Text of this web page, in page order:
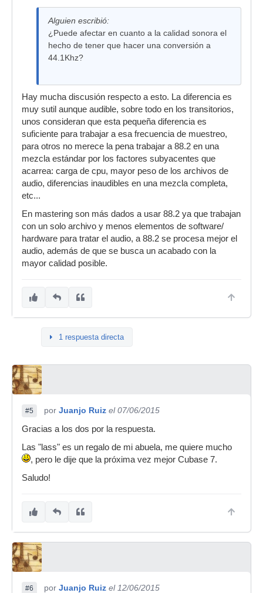
Alguien escribió:
¿Puede afectar en cuanto a la calidad sonora el
hecho de tener que hacer una conversión a
44.1Khz?
Hay mucha discusión respecto a esto. La diferencia es
muy sutil aunque audible, sobre todo en los transitorios,
unos consideran que esta pequeña diferencia es
suficiente para trabajar a esa frecuencia de muestreo,
para otros no merece la pena trabajar a 88.2 en una
mezcla estándar por los factores subyacentes que
acarrea: carga de cpu, mayor peso de los archivos de
audio, diferencias inaudibles en una mezcla completa,
etc...
En mastering son más dados a usar 88.2 ya que trabajan
con un solo archivo y menos elementos de software/
hardware para tratar el audio, a 88.2 se procesa mejor el
audio, además de que se busca un acabado con la
mayor calidad posible.
1 respuesta directa
#5 por Juanjo Ruiz el 07/06/2015
Gracias a los dos por la respuesta.
Las "lass" es un regalo de mi abuela, me quiere mucho
, pero le dije que la próxima vez mejor Cubase 7.
Saludo!
#6 por Juanjo Ruiz el 12/06/2015